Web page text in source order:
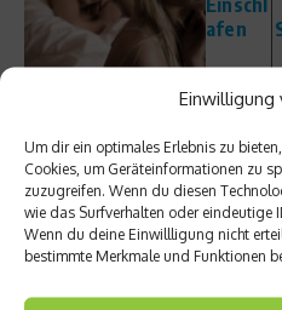
Um dir ein optimales Erlebnis zu
Cookies, um Geräteinformationen zu
zuzugreifen. Wenn du diesen
wie das Surfverhalten oder eindeutige
Wenn du deine Einwillligung nicht
bestimmte Merkmale und Funktionen
afen
Ähnliche Beiträge